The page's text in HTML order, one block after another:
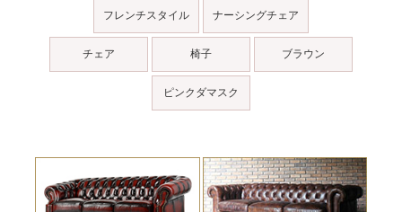
フレンチスタイル ナーシングチェア
チェア 椅子 ブラウン
ピンクダマスク